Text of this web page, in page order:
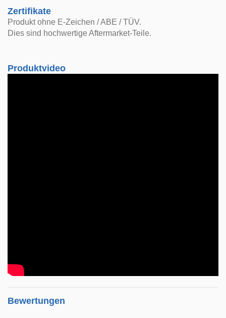
Zertifikate
Produkt ohne E-Zeichen / ABE / TÜV.
Dies sind hochwertige Aftermarket-Teile.
Produktvideo
Bewertungen